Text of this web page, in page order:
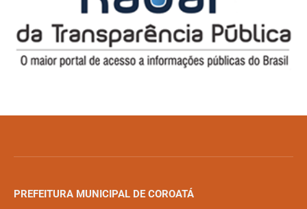
PREFEITURA MUNICIPAL DE COROATÁ